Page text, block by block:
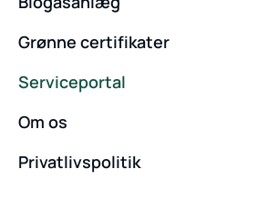
Grønne certifikater
Serviceportal
Om os
Privatlivspolitik